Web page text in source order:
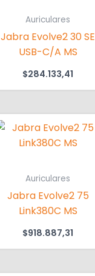
Auriculares
Jabra Evolve2 30 SE
USB-C/A MS
$284.133,41
Auriculares
Jabra Evolve2 75
Link380C MS
$918.887,31